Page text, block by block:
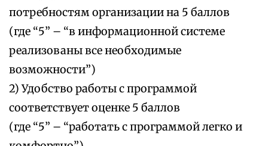
потребностям организации на 5 баллов
(где “5” – “в информационной системе
реализованы все необходимые
возможности”)
2) Удобство работы с программой
соответствует оценке 5 баллов
(где “5” – “работать с программой легко и